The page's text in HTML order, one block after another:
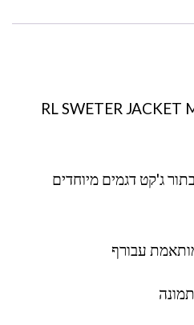
ג'קט דגמים מיוחדים
עבורף